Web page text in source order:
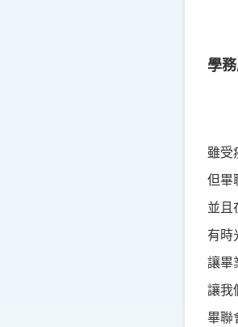
學
雖受
但畢
並且
有時
讓畢
讓我
畢聯